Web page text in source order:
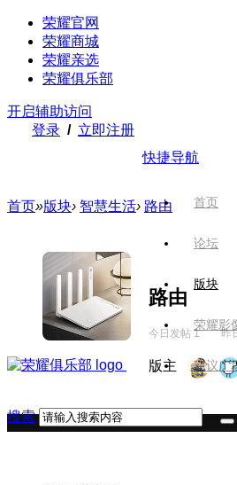
荣耀官网
荣耀商城
荣耀亲选
荣耀俱乐部
开启辅助访问
登录 / 立即注册
快捷导航
首页
论坛
版块
荣耀影
建议广
搜索
首页»版块› 智慧生活› 路由
路由
今日发帖 1 昨
版主